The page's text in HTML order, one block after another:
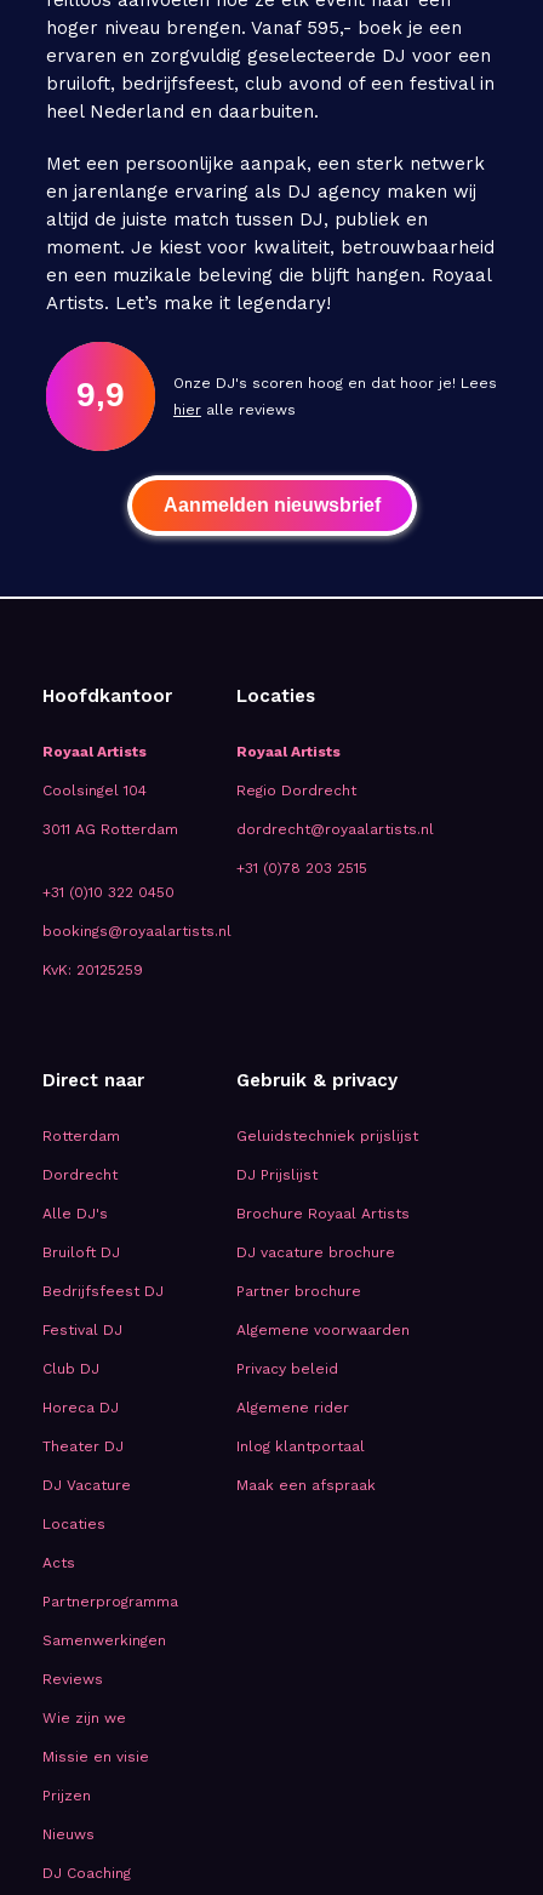
hoger niveau brengen. Vanaf 595,- boek je een
ervaren en zorgvuldig geselecteerde DJ voor een
bruiloft, bedrijfsfeest, club avond of een festival in
heel Nederland en daarbuiten.
Met een persoonlijke aanpak, een sterk netwerk
en jarenlange ervaring als DJ agency maken wij
altijd de juiste match tussen DJ, publiek en
moment. Je kiest voor kwaliteit, betrouwbaarheid
en een muzikale beleving die blijft hangen. Royaal
Artists. Let’s make it legendary!
9,9
Onze DJ's scoren hoog en dat hoor je! Lees
hieralle reviews
Aanmelden nieuwsbrief
Hoofdkantoor
Royaal Artists
Coolsingel 104
3011 AG Rotterdam
+31 (0)10 322 0450
bookings@royaalartists.nl
KvK: 20125259
Locaties
Royaal Artists
Regio Dordrecht
dordrecht@royaalartists.nl
+31 (0)78 203 2515
Direct naar
Rotterdam
Dordrecht
Alle DJ's
Bruiloft DJ
Bedrijfsfeest DJ
Festival DJ
Club DJ
Horeca DJ
Theater DJ
DJ Vacature
Locaties
Acts
Partnerprogramma
Samenwerkingen
Reviews
Wie zijn we
Missie en visie
Prijzen
Nieuws
DJ Coaching
Gebruik & privacy
Geluidstechniek prijslijst
DJ Prijslijst
Brochure Royaal Artists
DJ vacature brochure
Partner brochure
Algemene voorwaarden
Privacy beleid
Algemene rider
Inlog klantportaal
Maak een afspraak